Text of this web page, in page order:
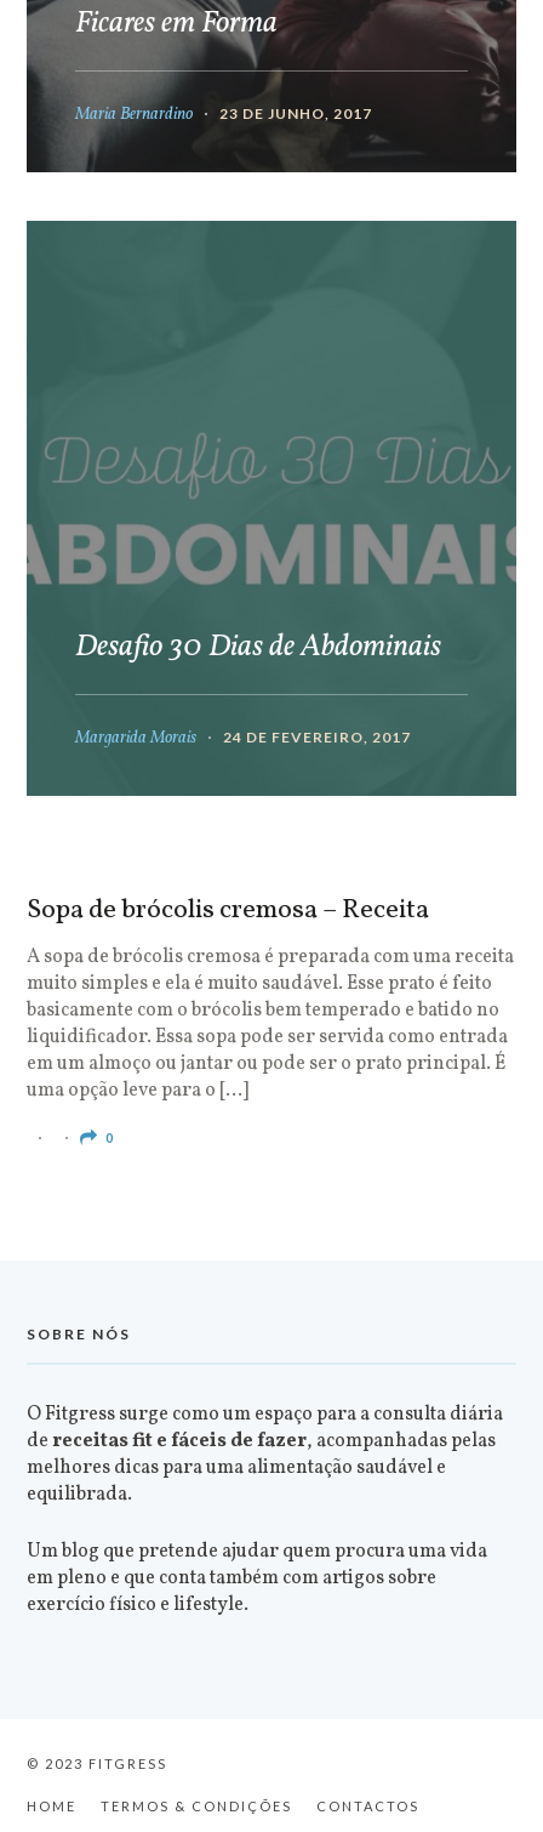
Ficares em Forma
Maria Bernardino 23 DE JUNHO, 2017
Desafio 30 Dias de Abdominais
Margarida Morais 24 DE FEVEREIRO, 2017
Sopa de brócolis cremosa – Receita
A sopa de brócolis cremosa é preparada com uma receita
muito simples e ela é muito saudável. Esse prato é feito
basicamente com o brócolis bem temperado e batido no
liquidificador. Essa sopa pode ser servida como entrada
em um almoço ou jantar ou pode ser o prato principal. É
uma opção leve para o […]
0
SOBRE NÓS
O Fitgress surge como um espaço para a consulta diária
dereceitas fit e fáceis de fazer, acompanhadas pelas
melhores dicas para uma alimentação saudável e
equilibrada.
Um blog que pretende ajudar quem procura uma vida
em pleno e que conta também com artigos sobre
exercício físico e lifestyle.
© 2023 FITGRESS
HOME TERMOS & CONDIÇÕES CONTACTOS